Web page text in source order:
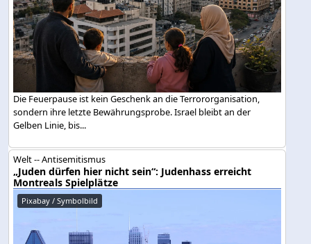
Die Feuerpause ist kein Geschenk an die Terrororganisation,
sondern ihre letzte Bewährungsprobe. Israel bleibt an der
Gelben Linie, bis...
Welt -- Antisemitismus
„Juden dürfen hier nicht sein“: Judenhass erreicht
Montreals Spielplätze
Pixabay / Symbolbild